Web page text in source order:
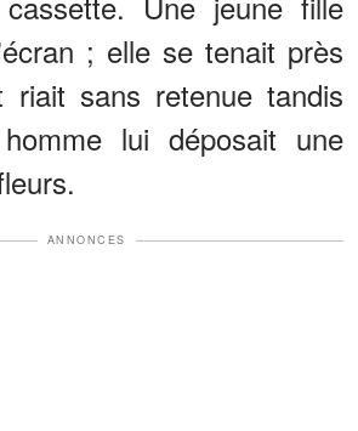
; elle se tenait près
riait sans retenue tandis
lui déposait une
ANNONCES